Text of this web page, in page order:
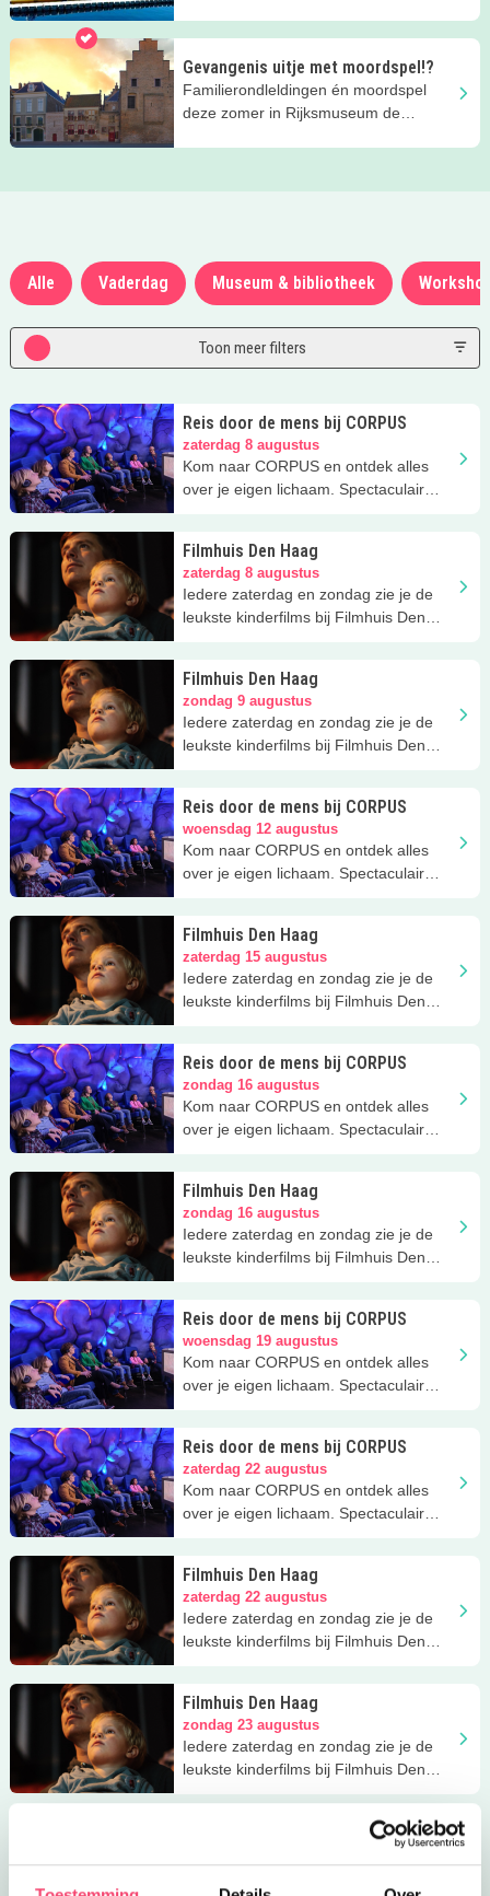
Gevangenis uitje met moordspel!?
Familierondleldingen én moordspel
deze zomer in Rijksmuseum de
Alle Vaderdag Museum & bibliotheek
Toon meer filters
Reis door de mens bij CORPUS
zaterdag 8 augustus
Kom naar CORPUS en ontdek alles
over je eigen lichaam. Spectaculair
Filmhuis Den Haag
zaterdag 8 augustus
Iedere zaterdag en zondag zie je de
leukste kinderfilms bij Filmhuis Den
Filmhuis Den Haag
zondag 9 augustus
Iedere zaterdag en zondag zie je de
leukste kinderfilms bij Filmhuis Den
Reis door de mens bij CORPUS
woensdag 12 augustus
Kom naar CORPUS en ontdek alles
over je eigen lichaam. Spectaculair
Filmhuis Den Haag
zaterdag 15 augustus
Iedere zaterdag en zondag zie je de
leukste kinderfilms bij Filmhuis Den
Reis door de mens bij CORPUS
zondag 16 augustus
Kom naar CORPUS en ontdek alles
over je eigen lichaam. Spectaculair
Filmhuis Den Haag
zondag 16 augustus
Iedere zaterdag en zondag zie je de
leukste kinderfilms bij Filmhuis Den
Reis door de mens bij CORPUS
woensdag 19 augustus
Kom naar CORPUS en ontdek alles
over je eigen lichaam. Spectaculair
Reis door de mens bij CORPUS
zaterdag 22 augustus
Kom naar CORPUS en ontdek alles
over je eigen lichaam. Spectaculair
Filmhuis Den Haag
zaterdag 22 augustus
Iedere zaterdag en zondag zie je de
leukste kinderfilms bij Filmhuis Den
Filmhuis Den Haag
zondag 23 augustus
Iedere zaterdag en zondag zie je de
leukste kinderfilms bij Filmhuis Den
Haag, een Kidsproof favoriet.
Reis door de mens bij CORPUS